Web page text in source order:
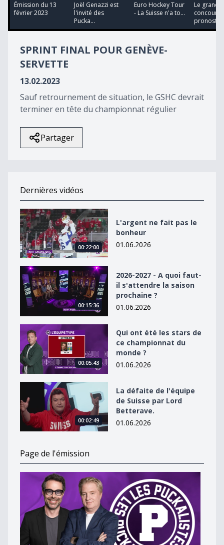
52
minutes,
seconds
Émission du 13
février 2023
Joël Genazzi est
l'invité des
Pucka...
Euro Hockey Tour
- La Suisse n'a to...
Le grand
concours
SPRINT FINAL POUR GENÈVE-
SERVETTE
13.02.2023
Sauf retrournement de situation, le GSHC devrait
terminer en tête du championnat régulier
Partager
Dernières vidéos
L&#039;argent ne fait pas le bonheur
00:22:00
L'argent ne fait pas le
bonheur
01.06.2026
2026-2027 - A quoi faut-il s&#039;attendre la saison
00:15:36
2026-2027 - A quoi faut-
il s'attendre la saison
prochaine ?
01.06.2026
Qui ont été les stars de ce championnat du monde ?
00:05:43
Qui ont été les stars de
ce championnat du
monde ?
01.06.2026
La défaite de l&#039;équipe de Suisse par Lord
00:02:49
La défaite de l'équipe
de Suisse par Lord
Betterave.
01.06.2026
Page de l'émission